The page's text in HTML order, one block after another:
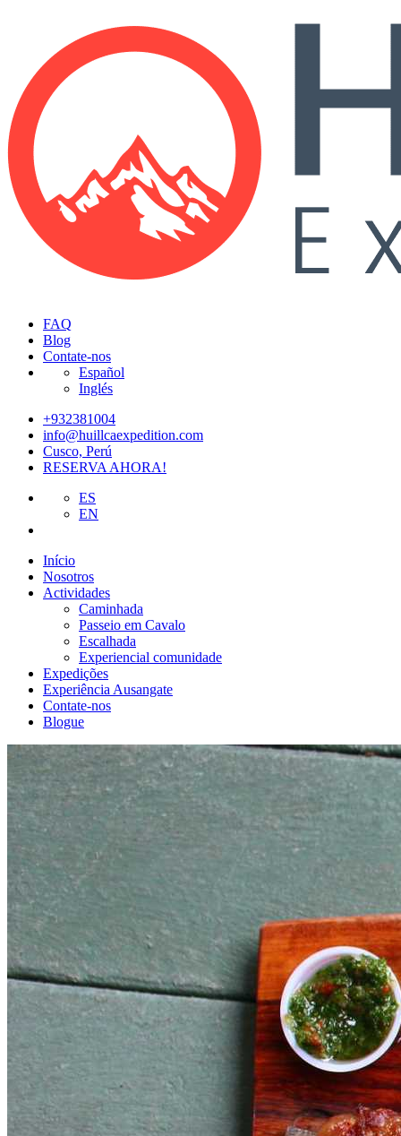
FAQ
Blog
Contate-nos
Español
Inglés
+932381004
info@huillcaexpedition.com
Cusco, Perú
RESERVA AHORA!
ES
EN
Início
Nosotros
Actividades
Caminhada
Passeio em Cavalo
Escalhada
Experiencial comunidade
Expedições
Experiência Ausangate
Contate-nos
Blogue